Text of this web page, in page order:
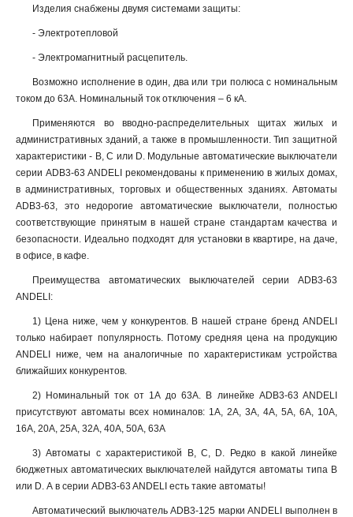
Изделия снабжены двумя системами защиты:
- Электротепловой
- Электромагнитный расцепитель.
Возможно исполнение в один, два или три полюса с номинальным
током до 63А. Номинальный ток отключения – 6 кА.
Применяются во вводно-распределительных щитах жилых и
административных зданий, а также в промышленности. Тип защитной
характеристики - B, C или D. Модульные автоматические выключатели
серии ADB3-63 ANDELI рекомендованы к применению в жилых домах,
в административных, торговых и общественных зданиях. Автоматы
ADB3-63, это недорогие автоматические выключатели, полностью
соответствующие принятым в нашей стране стандартам качества и
безопасности. Идеально подходят для установки в квартире, на даче,
в офисе, в кафе.
Преимущества автоматических выключателей серии ADB3-63
ANDELI:
1) Цена ниже, чем у конкурентов. В нашей стране бренд ANDELI
только набирает популярность. Потому средняя цена на продукцию
ANDELI ниже, чем на аналогичные по характеристикам устройства
ближайших конкурентов.
2) Номинальный ток от 1А до 63А. В линейке ADB3-63 ANDELI
присутствуют автоматы всех номиналов: 1А, 2А, 3А, 4А, 5А, 6А, 10А,
16А, 20А, 25А, 32А, 40А, 50А, 63А
3) Автоматы с характеристикой B, С, D. Редко в какой линейке
бюджетных автоматических выключателей найдутся автоматы типа B
или D. А в серии ADB3-63 ANDELI есть такие автоматы!
Автоматический выключатель ADB3-125 марки ANDELI выполнен в